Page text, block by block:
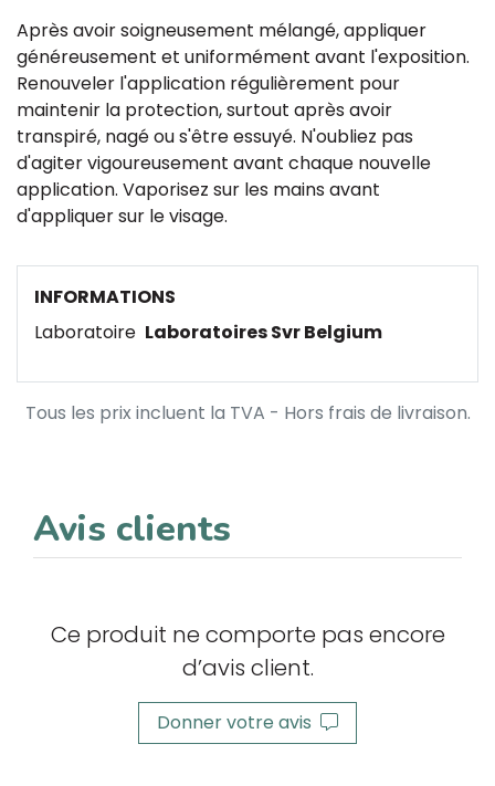
Après avoir soigneusement mélangé, appliquer
généreusement et uniformément avant l'exposition.
Renouveler l'application régulièrement pour
maintenir la protection, surtout après avoir
transpiré, nagé ou s'être essuyé. N'oubliez pas
d'agiter vigoureusement avant chaque nouvelle
application. Vaporisez sur les mains avant
d'appliquer sur le visage.
INFORMATIONS
Laboratoire Laboratoires Svr Belgium
Tous les prix incluent la TVA - Hors frais de livraison.
Avis clients
Ce produit ne comporte pas encore
d’avis client.
Donner votre avis